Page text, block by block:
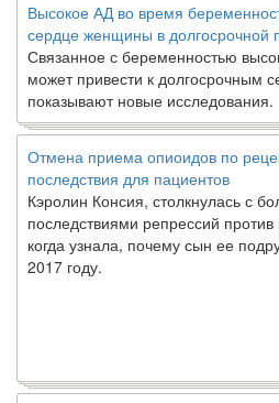
Высокое АД во время
сердце женщины в долгосрочной
Связанное с беременностью
может привести к долгосрочным
показывают новые исследования.
Отмена приема опиоидов по
последствия для пациентов
Кэролин Консия, столкнулась с
последствиями репрессий
когда узнала, почему сын ее
2017 году.